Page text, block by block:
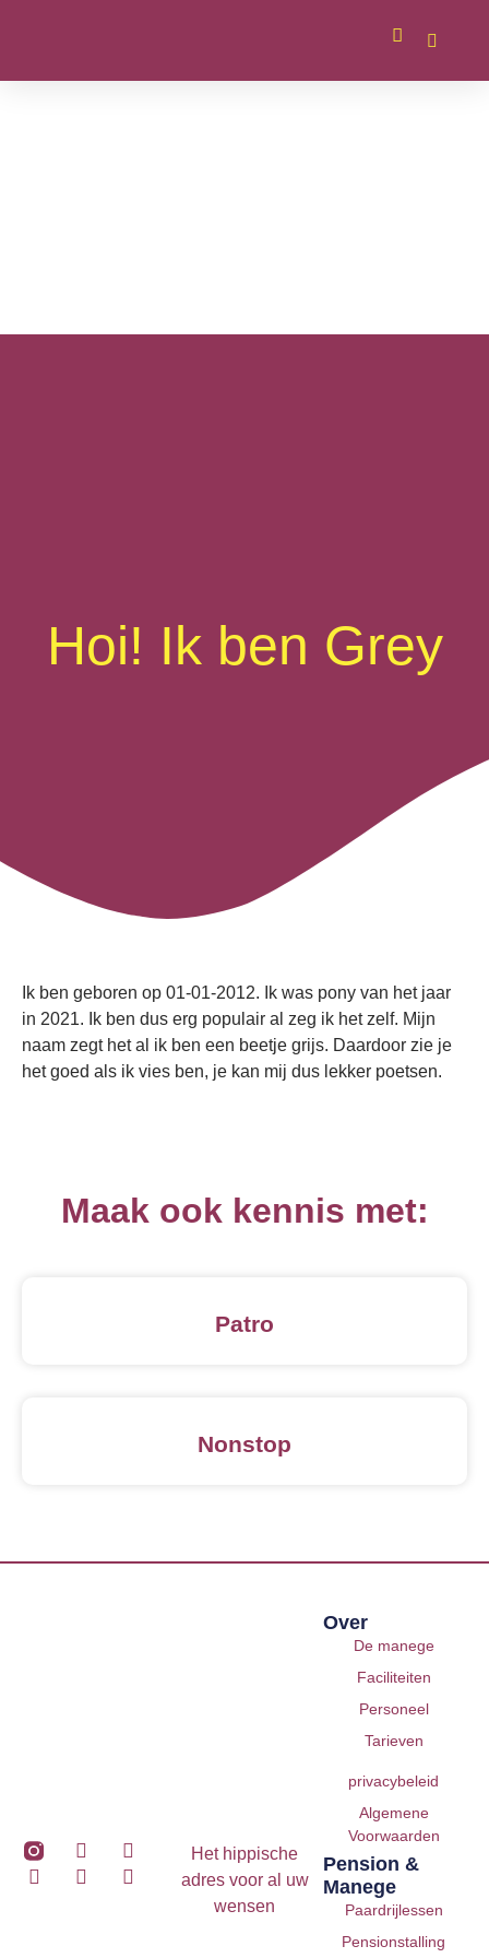
Hoi! Ik ben Grey
Ik ben geboren op 01-01-2012. Ik was pony van het jaar
in 2021. Ik ben dus erg populair al zeg ik het zelf. Mijn
naam zegt het al ik ben een beetje grijs. Daardoor zie je
het goed als ik vies ben, je kan mij dus lekker poetsen.
Maak ook kennis met:
Patro
Nonstop
Over
De manege
Faciliteiten
Personeel
Tarieven
privacybeleid
Algemene
Voorwaarden
Pension &
Manege
Paardrijlessen
Pensionstalling
Het hippische
adres voor al uw
wensen